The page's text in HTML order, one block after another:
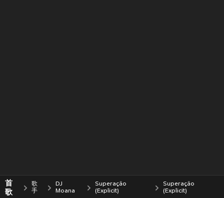
首
歌
歌
手
DJ
Moana
Superação
(Explicit)
Superação
(Explicit)